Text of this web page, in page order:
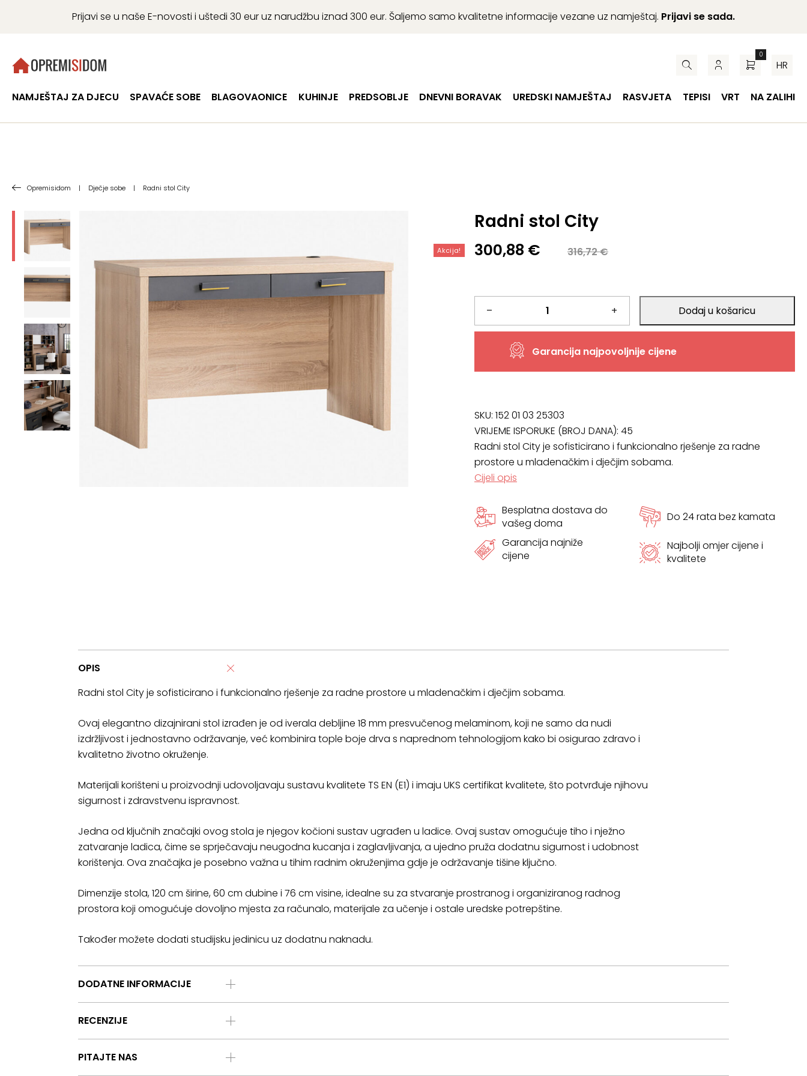
Prijavi se u naše E-novosti i uštedi 30 eur uz narudžbu iznad 300 eur. Šaljemo samo kvalitetne informacije vezane uz namještaj. Prijavi se sada.
0
HR
NAMJEŠTAJ ZA DJECU SPAVAĆE SOBE BLAGOVAONICE KUHINJE PREDSOBLJE DNEVNI BORAVAK UREDSKI NAMJEŠTAJ RASVJETA TEPISI VRT NA ZALIHI
Opremisidom | Dječje sobe | Radni stol City
Radni stol City
Akcija! 316,72€
Izvorna
je:
316,72 €.
300,88 €
Trenutna
300,88 €.
–
Radni
stol
+ Dodaj u košaricu
Garancija najpovoljnije cijene
SKU: 152 01 03 25303
VRIJEME ISPORUKE (BROJ DANA): 45
Radni stol City je sofisticirano i funkcionalno rješenje za radne
prostore u mladenačkim i dječjim sobama.
Cijeli opis
Besplatna dostava do
vašeg doma
Do 24 rata bez kamata
Garancija najniže
cijene
Najbolji omjer cijene i
kvalitete
OPIS
Radni stol City je sofisticirano i funkcionalno rješenje za radne prostore u mladenačkim i dječjim sobama.
Ovaj elegantno dizajnirani stol izrađen je od iverala debljine 18 mm presvučenog melaminom, koji ne samo da nudi
izdržljivost i jednostavno održavanje, već kombinira tople boje drva s naprednom tehnologijom kako bi osigurao zdravo i
kvalitetno životno okruženje.
Materijali korišteni u proizvodnji udovoljavaju sustavu kvalitete TS EN (E1) i imaju UKS certifikat kvalitete, što potvrđuje njihovu
sigurnost i zdravstvenu ispravnost.
Jedna od ključnih značajki ovog stola je njegov kočioni sustav ugrađen u ladice. Ovaj sustav omogućuje tiho i nježno
zatvaranje ladica, čime se sprječavaju neugodna kucanja i zaglavljivanja, a ujedno pruža dodatnu sigurnost i udobnost
korištenja. Ova značajka je posebno važna u tihim radnim okruženjima gdje je održavanje tišine ključno.
Dimenzije stola, 120 cm širine, 60 cm dubine i 76 cm visine, idealne su za stvaranje prostranog i organiziranog radnog
prostora koji omogućuje dovoljno mjesta za računalo, materijale za učenje i ostale uredske potrepštine.
Također možete dodati studijsku jedinicu uz dodatnu naknadu.
DODATNE INFORMACIJE
RECENZIJE
PITAJTE NAS